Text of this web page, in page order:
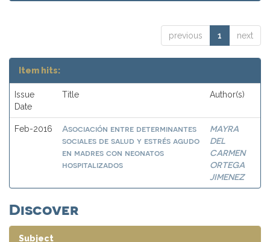
previous 1 next
Item hits:
Issue
Date
Title Author(s)
Feb-2016
Asociación entre determinantes
sociales de salud y estrés agudo
en madres con neonatos
hospitalizados
MAYRA
DEL
CARMEN
ORTEGA
JIMENEZ
Discover
Subject